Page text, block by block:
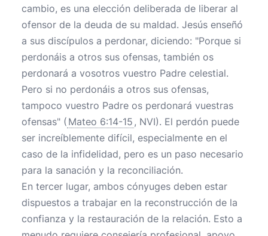
cambio, es una elección deliberada de liberar al
ofensor de la deuda de su maldad. Jesús enseñó
a sus discípulos a perdonar, diciendo: "Porque si
perdonáis a otros sus ofensas, también os
perdonará a vosotros vuestro Padre celestial.
Pero si no perdonáis a otros sus ofensas,
tampoco vuestro Padre os perdonará vuestras
ofensas" ( Mateo 6:14-15 , NVI). El perdón puede
ser increíblemente difícil, especialmente en el
caso de la infidelidad, pero es un paso necesario
para la sanación y la reconciliación.
En tercer lugar, ambos cónyuges deben estar
dispuestos a trabajar en la reconstrucción de la
confianza y la restauración de la relación. Esto a